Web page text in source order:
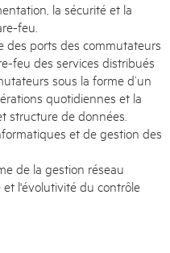
la sécurité et la
feu.
des ports des commutateurs
feu des services distribués
sous la forme d’un
quotidiennes et la
structure de données.
et de gestion des
de la gestion réseau
et l'évolutivité du contrôle